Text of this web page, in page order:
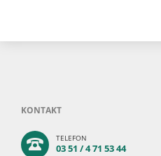
KONTAKT
TELEFON
03 51 / 4 71 53 44